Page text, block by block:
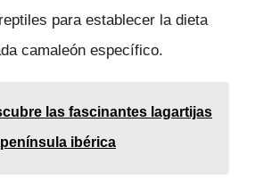
para establecer la dieta
camaleón específico.
las fascinantes lagartijas
ibérica